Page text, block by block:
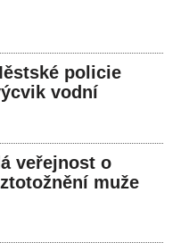
policie
vodní
veřejnost o
muže